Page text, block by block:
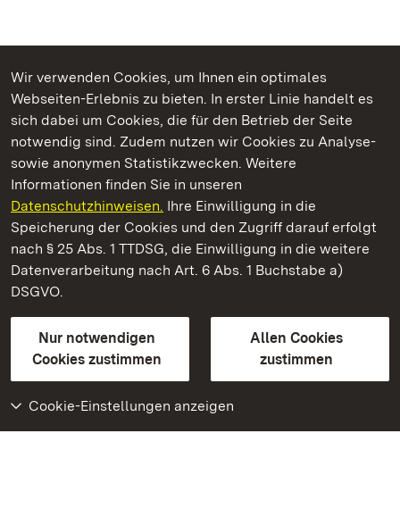
Wir verwenden Cookies, um Ihnen ein optimales
Webseiten-Erlebnis zu bieten. In erster Linie handelt es
sich dabei um Cookies, die für den Betrieb der Seite
notwendig sind. Zudem nutzen wir Cookies zu Analyse-
sowie anonymen Statistikzwecken. Weitere
Informationen finden Sie in unseren
Datenschutzhinweisen. Ihre Einwilligung in die
Speicherung der Cookies und den Zugriff darauf erfolgt
nach § 25 Abs. 1 TTDSG, die Einwilligung in die weitere
Datenverarbeitung nach Art. 6 Abs. 1 Buchstabe a)
DSGVO.
Nur notwendigen
Cookies zustimmen
Allen Cookies
zustimmen
Cookie-Einstellungen anzeigen
Kommen. Staunen. Genießen.
Staatliche Schlösser und Gärten Baden‑Württemberg
Staatliche Schlösser und Gärten Baden-Württemberg
Kontakt
GebärdenspracheLeichte Sprache
Erklärung zur Barrierefreiheit
BITV-konform (geprüfte Seiten)
Weiteres